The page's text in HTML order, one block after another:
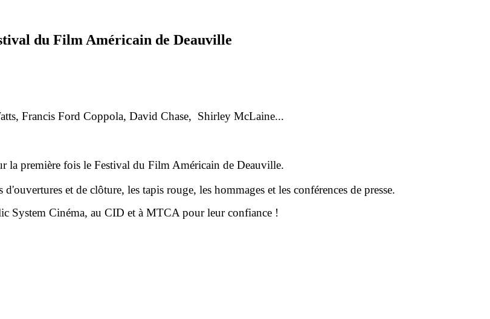
du Film Américain de Deauville
Francis Ford Coppola, David Chase, Shirley McLaine...
la première fois le Festival du Film Américain de Deauville.
et de clôture, les tapis rouge, les hommages et les conférences de presse.
System Cinéma, au CID et à MTCA pour leur confiance !